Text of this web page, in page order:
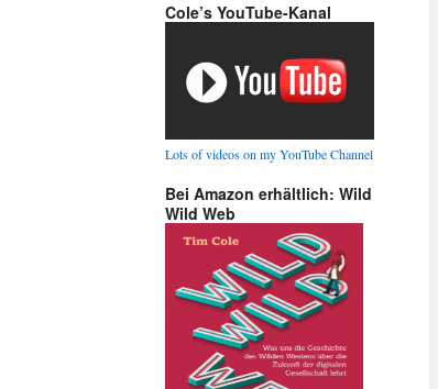
Cole’s YouTube-Kanal
Lots of videos on my YouTube Channel
Bei Amazon erhältlich: Wild
Wild Web